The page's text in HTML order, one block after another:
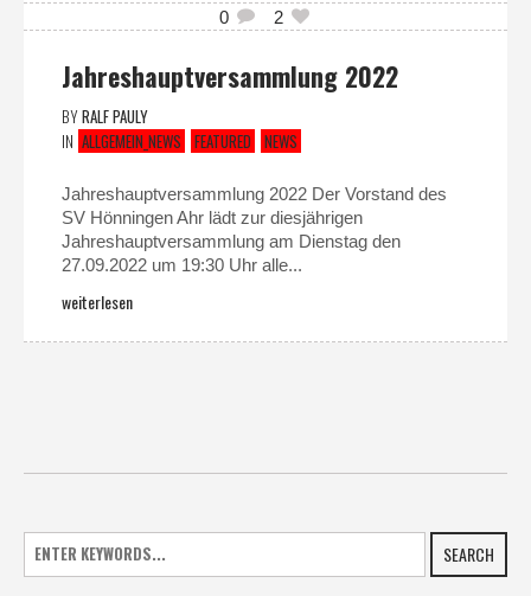
0 2
Jahreshauptversammlung 2022
BYRALF PAULY
IN ALLGEMEIN_NEWS FEATURED NEWS
Jahreshauptversammlung 2022 Der Vorstand des
SV Hönningen Ahr lädt zur diesjährigen
Jahreshauptversammlung am Dienstag den
27.09.2022 um 19:30 Uhr alle...
weiterlesen
SEARCH